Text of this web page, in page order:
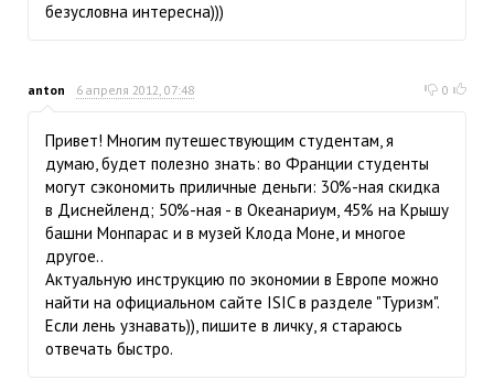
безусловна интересна)))
anton 6 апреля 2012, 07:48 0
Привет! Многим путешествующим студентам, я
думаю, будет полезно знать: во Франции студенты
могут сэкономить приличные деньги: 30%-ная скидка
в Диснейленд; 50%-ная - в Океанариум, 45% на Крышу
башни Монпарас и в музей Клода Моне, и многое
другое..
Актуальную инструкцию по экономии в Европе можно
найти на официальном сайте ISIC в разделе "Туризм".
Если лень узнавать)), пишите в личку, я стараюсь
отвечать быстро.